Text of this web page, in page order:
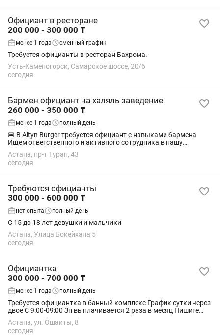
Официант в ресторане
200 000 - 300 000 ₸
менее 1 года сменный график
Требуется официанты в ресторан Бахрома.
Усть-Каменогорск, Самарское шоссе, 20/6
сегодня
Бармен официант на халяль заведение
260 000 - 350 000 ₸
менее 1 года полный день
🍔 В Altyn Burger требуется официант с навыками бармена
Ищем ответственного и активного сотрудника в нашу
команду. Обязанности: • Обслуживание гостей • Приём и
выдача заказов • Работа с кассой •...
Астана, пр-т Туран, 43
сегодня
Требуются официанты
300 000 - 600 000 ₸
нет опыта полный день
С 15 до 18 лет девушки и мальчики
Астана, Улица Бокейхана 5
сегодня
Официантка
300 000 - 700 000 ₸
менее 1 года полный день
Требуется официантка в банный комплекс График сутки через
двое С 9:00-09:00 Зп выплачивается 2 раза в месяц Пишите
сразу на , отправляйте резюме
Астана, ул. Ошакты, 8
сегодня